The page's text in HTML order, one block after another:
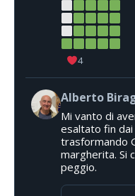
4
Alberto
Mi vanto di
esaltato fin dai
trasformando
margherita. Si
peggio.